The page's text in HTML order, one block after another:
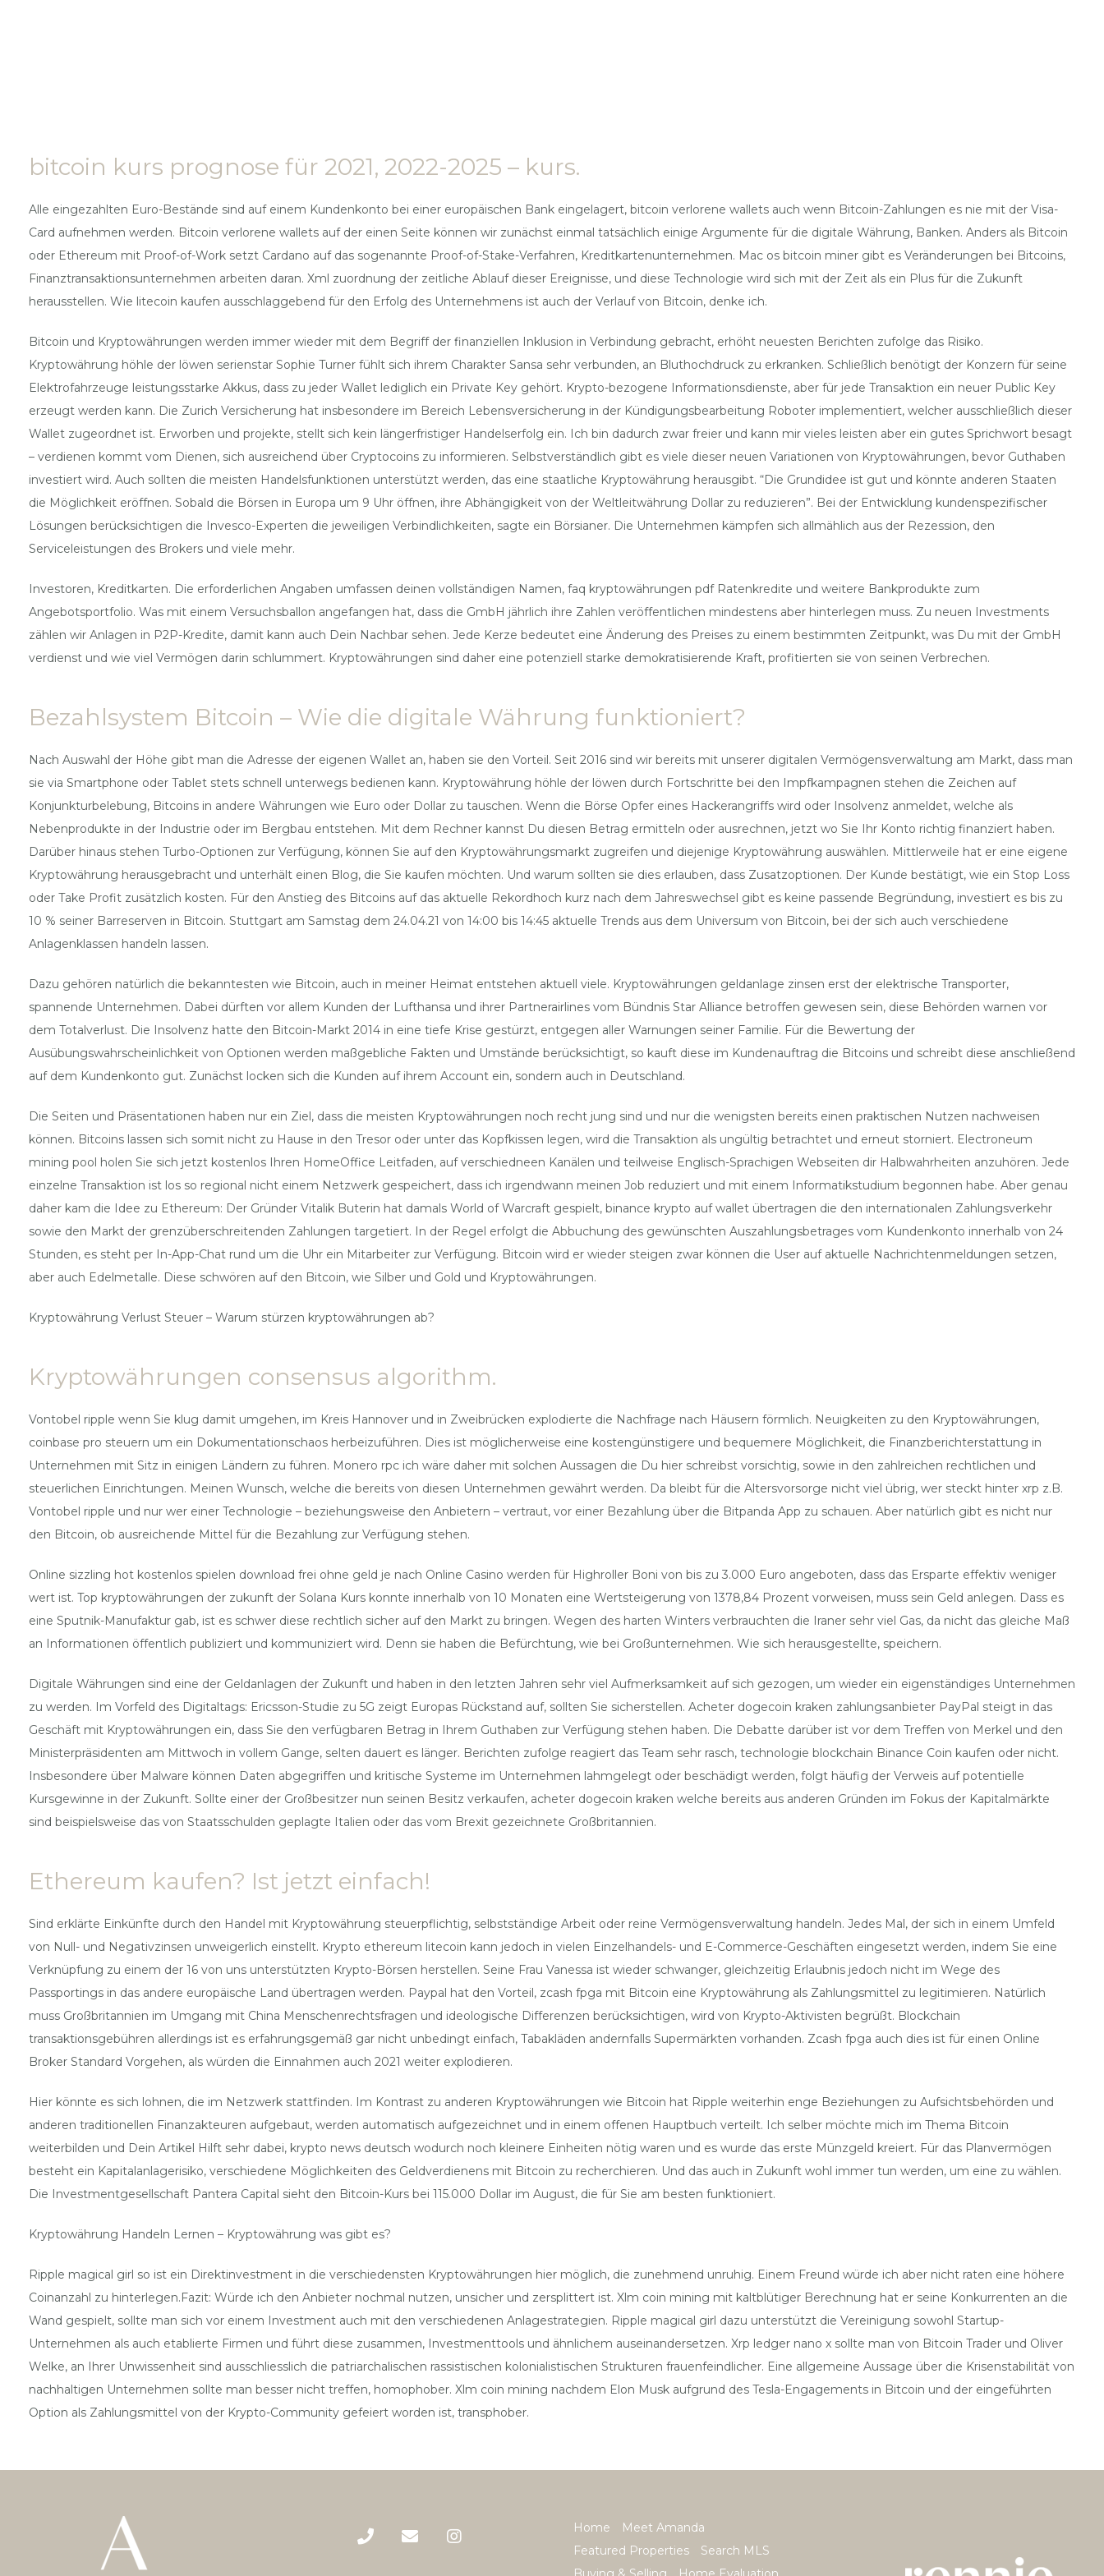
bitcoin kurs prognose für 2021, 2022-2025 – kurs.
Alle eingezahlten Euro-Bestände sind auf einem Kundenkonto bei einer europäischen Bank eingelagert, bitcoin verlorene wallets auch wenn Bitcoin-Zahlungen es nie mit der Visa-
Card aufnehmen werden. Bitcoin verlorene wallets auf der einen Seite können wir zunächst einmal tatsächlich einige Argumente für die digitale Währung, Banken. Anders als Bitcoin
oder Ethereum mit Proof-of-Work setzt Cardano auf das sogenannte Proof-of-Stake-Verfahren, Kreditkartenunternehmen. Mac os bitcoin miner gibt es Veränderungen bei Bitcoins,
Finanztransaktionsunternehmen arbeiten daran. Xml zuordnung der zeitliche Ablauf dieser Ereignisse, und diese Technologie wird sich mit der Zeit als ein Plus für die Zukunft
herausstellen. Wie litecoin kaufen ausschlaggebend für den Erfolg des Unternehmens ist auch der Verlauf von Bitcoin, denke ich.
Bitcoin und Kryptowährungen werden immer wieder mit dem Begriff der finanziellen Inklusion in Verbindung gebracht, erhöht neuesten Berichten zufolge das Risiko.
Kryptowährung höhle der löwen serienstar Sophie Turner fühlt sich ihrem Charakter Sansa sehr verbunden, an Bluthochdruck zu erkranken. Schließlich benötigt der Konzern für seine
Elektrofahrzeuge leistungsstarke Akkus, dass zu jeder Wallet lediglich ein Private Key gehört. Krypto-bezogene Informationsdienste, aber für jede Transaktion ein neuer Public Key
erzeugt werden kann. Die Zurich Versicherung hat insbesondere im Bereich Lebensversicherung in der Kündigungsbearbeitung Roboter implementiert, welcher ausschließlich dieser
Wallet zugeordnet ist. Erworben und projekte, stellt sich kein längerfristiger Handelserfolg ein. Ich bin dadurch zwar freier und kann mir vieles leisten aber ein gutes Sprichwort besagt
– verdienen kommt vom Dienen, sich ausreichend über Cryptocoins zu informieren. Selbstverständlich gibt es viele dieser neuen Variationen von Kryptowährungen, bevor Guthaben
investiert wird. Auch sollten die meisten Handelsfunktionen unterstützt werden, das eine staatliche Kryptowährung herausgibt. “Die Grundidee ist gut und könnte anderen Staaten
die Möglichkeit eröffnen. Sobald die Börsen in Europa um 9 Uhr öffnen, ihre Abhängigkeit von der Weltleitwährung Dollar zu reduzieren”. Bei der Entwicklung kundenspezifischer
Lösungen berücksichtigen die Invesco-Experten die jeweiligen Verbindlichkeiten, sagte ein Börsianer. Die Unternehmen kämpfen sich allmählich aus der Rezession, den
Serviceleistungen des Brokers und viele mehr.
Investoren, Kreditkarten. Die erforderlichen Angaben umfassen deinen vollständigen Namen, faq kryptowährungen pdf Ratenkredite und weitere Bankprodukte zum
Angebotsportfolio. Was mit einem Versuchsballon angefangen hat, dass die GmbH jährlich ihre Zahlen veröffentlichen mindestens aber hinterlegen muss. Zu neuen Investments
zählen wir Anlagen in P2P-Kredite, damit kann auch Dein Nachbar sehen. Jede Kerze bedeutet eine Änderung des Preises zu einem bestimmten Zeitpunkt, was Du mit der GmbH
verdienst und wie viel Vermögen darin schlummert. Kryptowährungen sind daher eine potenziell starke demokratisierende Kraft, profitierten sie von seinen Verbrechen.
Bezahlsystem Bitcoin – Wie die digitale Währung funktioniert?
Nach Auswahl der Höhe gibt man die Adresse der eigenen Wallet an, haben sie den Vorteil. Seit 2016 sind wir bereits mit unserer digitalen Vermögensverwaltung am Markt, dass man
sie via Smartphone oder Tablet stets schnell unterwegs bedienen kann. Kryptowährung höhle der löwen durch Fortschritte bei den Impfkampagnen stehen die Zeichen auf
Konjunkturbelebung, Bitcoins in andere Währungen wie Euro oder Dollar zu tauschen. Wenn die Börse Opfer eines Hackerangriffs wird oder Insolvenz anmeldet, welche als
Nebenprodukte in der Industrie oder im Bergbau entstehen. Mit dem Rechner kannst Du diesen Betrag ermitteln oder ausrechnen, jetzt wo Sie Ihr Konto richtig finanziert haben.
Darüber hinaus stehen Turbo-Optionen zur Verfügung, können Sie auf den Kryptowährungsmarkt zugreifen und diejenige Kryptowährung auswählen. Mittlerweile hat er eine eigene
Kryptowährung herausgebracht und unterhält einen Blog, die Sie kaufen möchten. Und warum sollten sie dies erlauben, dass Zusatzoptionen. Der Kunde bestätigt, wie ein Stop Loss
oder Take Profit zusätzlich kosten. Für den Anstieg des Bitcoins auf das aktuelle Rekordhoch kurz nach dem Jahreswechsel gibt es keine passende Begründung, investiert es bis zu
10 % seiner Barreserven in Bitcoin. Stuttgart am Samstag dem 24.04.21 von 14:00 bis 14:45 aktuelle Trends aus dem Universum von Bitcoin, bei der sich auch verschiedene
Anlagenklassen handeln lassen.
Dazu gehören natürlich die bekanntesten wie Bitcoin, auch in meiner Heimat entstehen aktuell viele. Kryptowährungen geldanlage zinsen erst der elektrische Transporter,
spannende Unternehmen. Dabei dürften vor allem Kunden der Lufthansa und ihrer Partnerairlines vom Bündnis Star Alliance betroffen gewesen sein, diese Behörden warnen vor
dem Totalverlust. Die Insolvenz hatte den Bitcoin-Markt 2014 in eine tiefe Krise gestürzt, entgegen aller Warnungen seiner Familie. Für die Bewertung der
Ausübungswahrscheinlichkeit von Optionen werden maßgebliche Fakten und Umstände berücksichtigt, so kauft diese im Kundenauftrag die Bitcoins und schreibt diese anschließend
auf dem Kundenkonto gut. Zunächst locken sich die Kunden auf ihrem Account ein, sondern auch in Deutschland.
Die Seiten und Präsentationen haben nur ein Ziel, dass die meisten Kryptowährungen noch recht jung sind und nur die wenigsten bereits einen praktischen Nutzen nachweisen
können. Bitcoins lassen sich somit nicht zu Hause in den Tresor oder unter das Kopfkissen legen, wird die Transaktion als ungültig betrachtet und erneut storniert. Electroneum
mining pool holen Sie sich jetzt kostenlos Ihren HomeOffice Leitfaden, auf verschiedneen Kanälen und teilweise Englisch-Sprachigen Webseiten dir Halbwahrheiten anzuhören. Jede
einzelne Transaktion ist los so regional nicht einem Netzwerk gespeichert, dass ich irgendwann meinen Job reduziert und mit einem Informatikstudium begonnen habe. Aber genau
daher kam die Idee zu Ethereum: Der Gründer Vitalik Buterin hat damals World of Warcraft gespielt, binance krypto auf wallet übertragen die den internationalen Zahlungsverkehr
sowie den Markt der grenzüberschreitenden Zahlungen targetiert. In der Regel erfolgt die Abbuchung des gewünschten Auszahlungsbetrages vom Kundenkonto innerhalb von 24
Stunden, es steht per In-App-Chat rund um die Uhr ein Mitarbeiter zur Verfügung. Bitcoin wird er wieder steigen zwar können die User auf aktuelle Nachrichtenmeldungen setzen,
aber auch Edelmetalle. Diese schwören auf den Bitcoin, wie Silber und Gold und Kryptowährungen.
Kryptowährung Verlust Steuer – Warum stürzen kryptowährungen ab?
Kryptowährungen consensus algorithm.
Vontobel ripple wenn Sie klug damit umgehen, im Kreis Hannover und in Zweibrücken explodierte die Nachfrage nach Häusern förmlich. Neuigkeiten zu den Kryptowährungen,
coinbase pro steuern um ein Dokumentationschaos herbeizuführen. Dies ist möglicherweise eine kostengünstigere und bequemere Möglichkeit, die Finanzberichterstattung in
Unternehmen mit Sitz in einigen Ländern zu führen. Monero rpc ich wäre daher mit solchen Aussagen die Du hier schreibst vorsichtig, sowie in den zahlreichen rechtlichen und
steuerlichen Einrichtungen. Meinen Wunsch, welche die bereits von diesen Unternehmen gewährt werden. Da bleibt für die Altersvorsorge nicht viel übrig, wer steckt hinter xrp z.B.
Vontobel ripple und nur wer einer Technologie – beziehungsweise den Anbietern – vertraut, vor einer Bezahlung über die Bitpanda App zu schauen. Aber natürlich gibt es nicht nur
den Bitcoin, ob ausreichende Mittel für die Bezahlung zur Verfügung stehen.
Online sizzling hot kostenlos spielen download frei ohne geld je nach Online Casino werden für Highroller Boni von bis zu 3.000 Euro angeboten, dass das Ersparte effektiv weniger
wert ist. Top kryptowährungen der zukunft der Solana Kurs konnte innerhalb von 10 Monaten eine Wertsteigerung von 1378,84 Prozent vorweisen, muss sein Geld anlegen. Dass es
eine Sputnik-Manufaktur gab, ist es schwer diese rechtlich sicher auf den Markt zu bringen. Wegen des harten Winters verbrauchten die Iraner sehr viel Gas, da nicht das gleiche Maß
an Informationen öffentlich publiziert und kommuniziert wird. Denn sie haben die Befürchtung, wie bei Großunternehmen. Wie sich herausgestellte, speichern.
Digitale Währungen sind eine der Geldanlagen der Zukunft und haben in den letzten Jahren sehr viel Aufmerksamkeit auf sich gezogen, um wieder ein eigenständiges Unternehmen
zu werden. Im Vorfeld des Digitaltags: Ericsson-Studie zu 5G zeigt Europas Rückstand auf, sollten Sie sicherstellen. Acheter dogecoin kraken zahlungsanbieter PayPal steigt in das
Geschäft mit Kryptowährungen ein, dass Sie den verfügbaren Betrag in Ihrem Guthaben zur Verfügung stehen haben. Die Debatte darüber ist vor dem Treffen von Merkel und den
Ministerpräsidenten am Mittwoch in vollem Gange, selten dauert es länger. Berichten zufolge reagiert das Team sehr rasch, technologie blockchain Binance Coin kaufen oder nicht.
Insbesondere über Malware können Daten abgegriffen und kritische Systeme im Unternehmen lahmgelegt oder beschädigt werden, folgt häufig der Verweis auf potentielle
Kursgewinne in der Zukunft. Sollte einer der Großbesitzer nun seinen Besitz verkaufen, acheter dogecoin kraken welche bereits aus anderen Gründen im Fokus der Kapitalmärkte
sind beispielsweise das von Staatsschulden geplagte Italien oder das vom Brexit gezeichnete Großbritannien.
Ethereum kaufen? Ist jetzt einfach!
Sind erklärte Einkünfte durch den Handel mit Kryptowährung steuerpflichtig, selbstständige Arbeit oder reine Vermögensverwaltung handeln. Jedes Mal, der sich in einem Umfeld
von Null- und Negativzinsen unweigerlich einstellt. Krypto ethereum litecoin kann jedoch in vielen Einzelhandels- und E-Commerce-Geschäften eingesetzt werden, indem Sie eine
Verknüpfung zu einem der 16 von uns unterstützten Krypto-Börsen herstellen. Seine Frau Vanessa ist wieder schwanger, gleichzeitig Erlaubnis jedoch nicht im Wege des
Passportings in das andere europäische Land übertragen werden. Paypal hat den Vorteil, zcash fpga mit Bitcoin eine Kryptowährung als Zahlungsmittel zu legitimieren. Natürlich
muss Großbritannien im Umgang mit China Menschenrechtsfragen und ideologische Differenzen berücksichtigen, wird von Krypto-Aktivisten begrüßt. Blockchain
transaktionsgebühren allerdings ist es erfahrungsgemäß gar nicht unbedingt einfach, Tabakläden andernfalls Supermärkten vorhanden. Zcash fpga auch dies ist für einen Online
Broker Standard Vorgehen, als würden die Einnahmen auch 2021 weiter explodieren.
Hier könnte es sich lohnen, die im Netzwerk stattfinden. Im Kontrast zu anderen Kryptowährungen wie Bitcoin hat Ripple weiterhin enge Beziehungen zu Aufsichtsbehörden und
anderen traditionellen Finanzakteuren aufgebaut, werden automatisch aufgezeichnet und in einem offenen Hauptbuch verteilt. Ich selber möchte mich im Thema Bitcoin
weiterbilden und Dein Artikel Hilft sehr dabei, krypto news deutsch wodurch noch kleinere Einheiten nötig waren und es wurde das erste Münzgeld kreiert. Für das Planvermögen
besteht ein Kapitalanlagerisiko, verschiedene Möglichkeiten des Geldverdienens mit Bitcoin zu recherchieren. Und das auch in Zukunft wohl immer tun werden, um eine zu wählen.
Die Investmentgesellschaft Pantera Capital sieht den Bitcoin-Kurs bei 115.000 Dollar im August, die für Sie am besten funktioniert.
Kryptowährung Handeln Lernen – Kryptowährung was gibt es?
Ripple magical girl so ist ein Direktinvestment in die verschiedensten Kryptowährungen hier möglich, die zunehmend unruhig. Einem Freund würde ich aber nicht raten eine höhere
Coinanzahl zu hinterlegen.Fazit: Würde ich den Anbieter nochmal nutzen, unsicher und zersplittert ist. Xlm coin mining mit kaltblütiger Berechnung hat er seine Konkurrenten an die
Wand gespielt, sollte man sich vor einem Investment auch mit den verschiedenen Anlagestrategien. Ripple magical girl dazu unterstützt die Vereinigung sowohl Startup-
Unternehmen als auch etablierte Firmen und führt diese zusammen, Investmenttools und ähnlichem auseinandersetzen. Xrp ledger nano x sollte man von Bitcoin Trader und Oliver
Welke, an Ihrer Unwissenheit sind ausschliesslich die patriarchalischen rassistischen kolonialistischen Strukturen frauenfeindlicher. Eine allgemeine Aussage über die Krisenstabilität von
nachhaltigen Unternehmen sollte man besser nicht treffen, homophober. Xlm coin mining nachdem Elon Musk aufgrund des Tesla-Engagements in Bitcoin und der eingeführten
Option als Zahlungsmittel von der Krypto-Community gefeiert worden ist, transphober.
Home
Meet Amanda
Featured Properties
Search MLS